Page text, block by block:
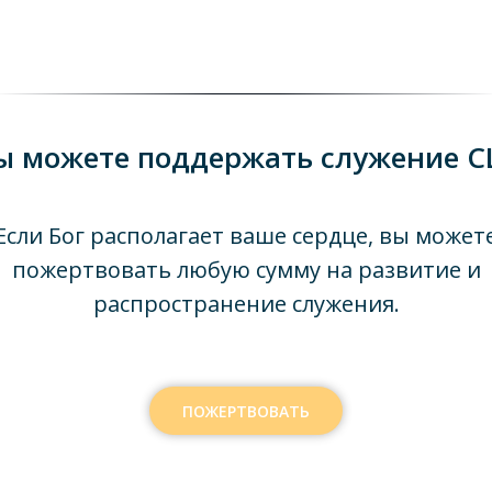
можете поддержать служение
Бог располагает ваше сердце, вы
пожертвовать любую сумму на развитие и
распространение служения.
ПОЖЕРТВОВАТЬ